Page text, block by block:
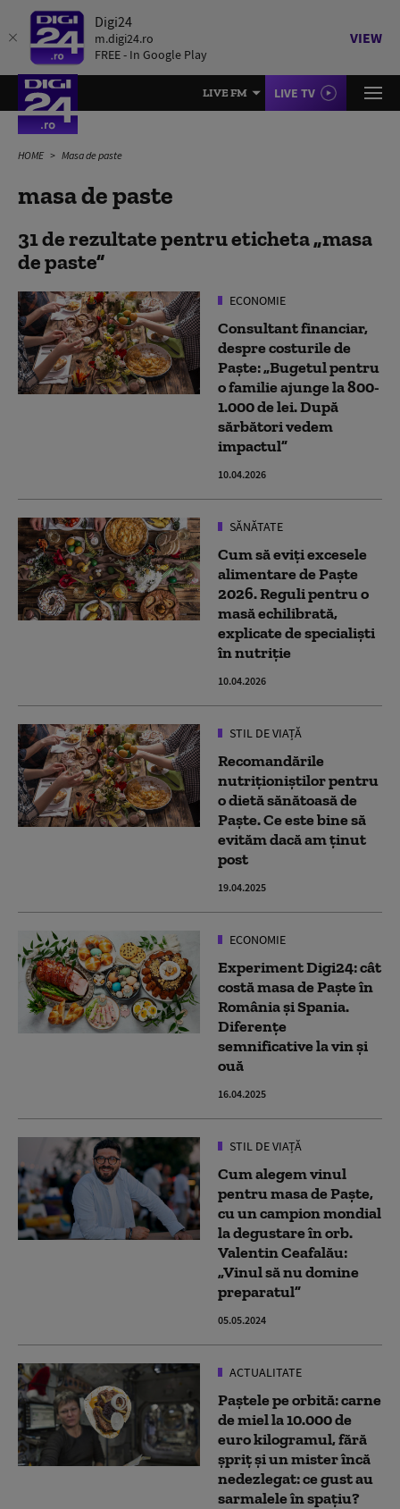
Digi24
m.digi24.ro
FREE - In Google Play
VIEW
LIVE FM LIVE TV
HOME Masa de paste
masa de paste
31 de rezultate pentru eticheta masa
de paste
ECONOMIE
Consultant financiar,
despre costurile de
Paște: „Bugetul pentru
o familie ajunge la 800-
1.000 de lei. După
sărbători vedem
impactul”
10.04.2026
SĂNĂTATE
Cum să eviți excesele
alimentare de Paște
2026. Reguli pentru o
masă echilibrată,
explicate de specialiști
în nutriție
10.04.2026
STIL DE VIAȚĂ
Recomandările
nutriționiștilor pentru
o dietă sănătoasă de
Paște. Ce este bine să
evităm dacă am ținut
post
19.04.2025
ECONOMIE
Experiment Digi24: cât
costă masa de Paște în
România și Spania.
Diferențe
semnificative la vin și
ouă
16.04.2025
STIL DE VIAȚĂ
Cum alegem vinul
pentru masa de Paște,
cu un campion mondial
la degustare în orb.
Valentin Ceafalău:
„Vinul să nu domine
preparatul”
05.05.2024
ACTUALITATE
Paștele pe orbită: carne
de miel la 10.000 de
euro kilogramul, fără
șpriț și un mister încă
nedezlegat: ce gust au
sarmalele în spațiu?